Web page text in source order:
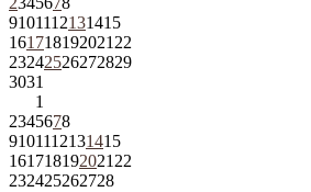
9101112131415
161718192021 22
23242526272829
3031
1
2345678
9101112131415
161718192021 22
232425262728